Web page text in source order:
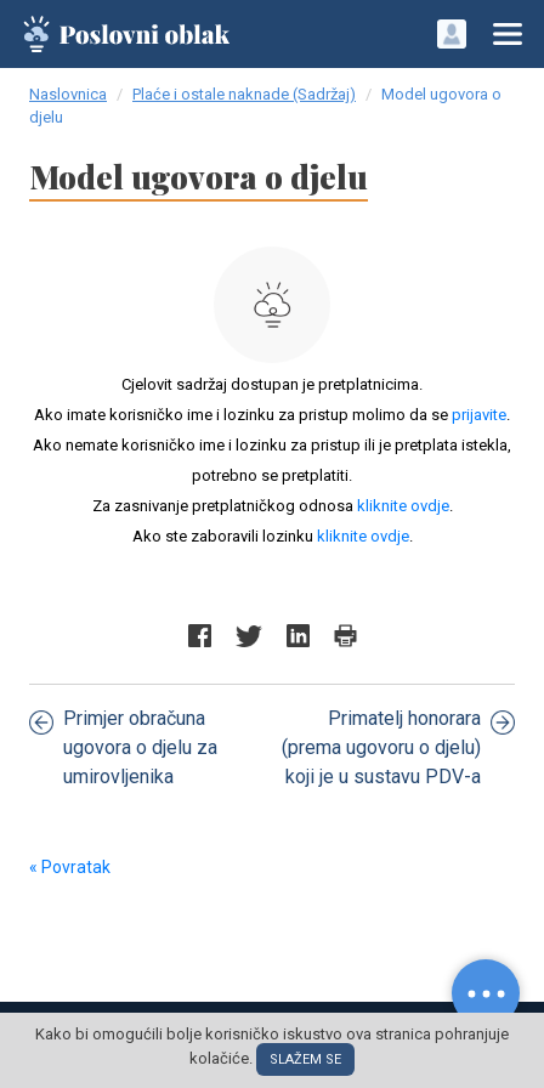
Naslovnica Plaće i ostale naknade (Sadržaj)
Model ugovora o
djelu
Model ugovora o djelu
Cjelovit sadržaj dostupan je pretplatnicima.
Ako imate korisničko ime i lozinku za pristup molimo da se prijavite.
Ako nemate korisničko ime i lozinku za pristup ili je pretplata istekla,
potrebno se pretplatiti.
Za zasnivanje pretplatničkog odnosa kliknite ovdje.
Ako ste zaboravili lozinku kliknite ovdje.
Primjer obračuna
ugovora o djelu za
umirovljenika
Primatelj honorara
(prema ugovoru o djelu)
koji je u sustavu PDV-a
« Povratak
© POSLOVNI OBLAK Sva prava pridržana
Kako bi omogućili bolje korisničko iskustvo ova stranica pohranjuje
kolačiće.
SLAŽEM SE